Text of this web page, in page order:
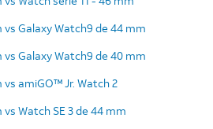
vs Galaxy Watch9 de 44 mm
vs Galaxy Watch9 de 40 mm
vs amiGO™ Jr. Watch 2
Watch SE 3 de 44 mm